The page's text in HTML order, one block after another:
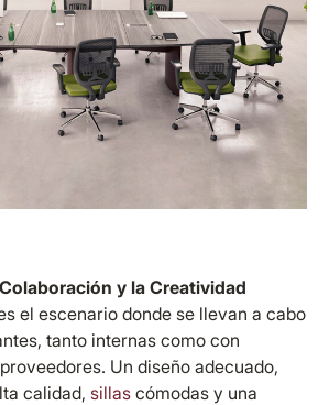
y la Creatividad
el escenario donde se llevan a cabo
tanto internas como con
Un diseño adecuado,
calidad, sillas cómodas y una